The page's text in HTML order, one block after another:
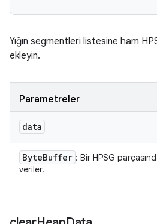
Yığın segmentleri listesine ham
ekleyin.
Parametreler
data
ByteBuffer : Bir HPSG
veriler.